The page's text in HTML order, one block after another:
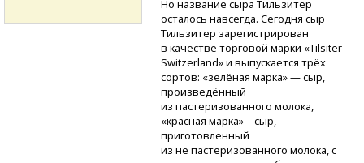
Но название сыра Тильзитер
осталось навсегда. Сегодня сыр
Тильзитер зарегистрирован
в качестве торговой марки «Tilsiter
Switzerland» и выпускается трёх
сортов: «зелёная марка» — сыр,
произведённый
из пастеризованного молока,
«красная марка» - сыр,
приготовленный
из не пастеризованного молока, с